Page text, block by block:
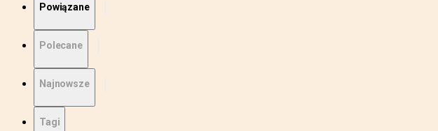
Powiązane
Polecane
Najnowsze
Tagi